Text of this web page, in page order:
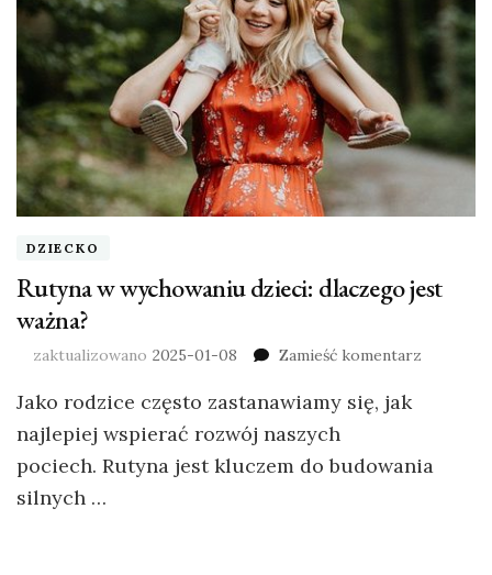
DZIECKO
Rutyna w wychowaniu dzieci: dlaczego jest
ważna?
zaktualizowano 2025-01-08 Zamieść komentarz
Jako rodzice często zastanawiamy się, jak
najlepiej wspierać rozwój naszych
pociech. Rutyna jest kluczem do budowania
silnych …